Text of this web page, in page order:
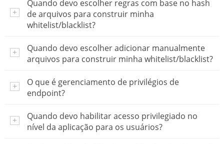
Quando devo escolher regras com base no hash
de arquivos para construir minha
whitelist/blacklist?
Quando devo escolher adicionar manualmente
arquivos para construir minha whitelist/blacklist?
O que é gerenciamento de privilégios de
endpoint?
Quando devo habilitar acesso privilegiado no
nível da aplicação para os usuários?